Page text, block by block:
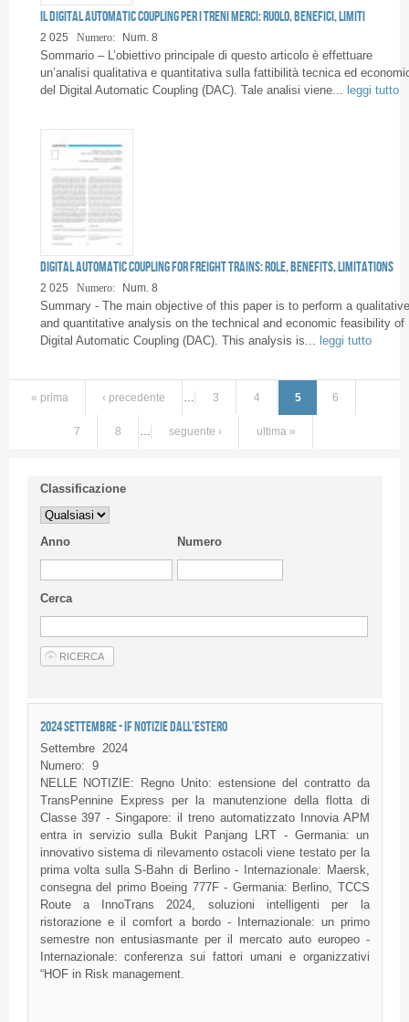
Il Digital Automatic Coupling per i treni merci: ruolo, benefici, limiti
2 025 Numero: Num. 8
Sommario – L’obiettivo principale di questo articolo è effettuare
un’analisi qualitativa e quantitativa sulla fattibilità tecnica ed
del Digital Automatic Coupling (DAC). Tale analisi viene...
leggi tutto
Digital Automatic Coupling for freight trains: role, benefits, limitations
2 025 Numero: Num. 8
Summary - The main objective of this paper is to perform a qualitative
and quantitative analysis on the technical and economic feasibility of
Digital Automatic Coupling (DAC). This analysis is... leggi tutto
« prima ‹ precedente 3 4 5 6
7 8 … seguente › ultima »
Classificazione
Anno Numero
Cerca
2024 SETTEMBRE - IF NOTIZIE DALL'ESTERO
Settembre
2024
Numero: 9
NELLE NOTIZIE: Regno Unito: estensione del contratto da
TransPennine Express per la manutenzione della flotta di
Classe 397 - Singapore: il treno automatizzato Innovia APM
entra in servizio sulla Bukit Panjang LRT - Germania: un
innovativo sistema di rilevamento ostacoli viene testato per la
prima volta sulla S-Bahn di Berlino - Internazionale: Maersk,
consegna del primo Boeing 777F - Germania: Berlino, TCCS
Route a InnoTrans 2024, soluzioni intelligenti per la
ristorazione e il comfort a bordo - Internazionale: un primo
semestre non entusiasmante per il mercato auto europeo -
Internazionale: conferenza sui fattori umani e organizzativi
“HOF in Risk management.